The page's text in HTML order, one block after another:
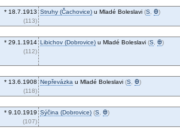
* 18.7.1913
(113)
Struhy (Čachovice) u Mladé Boleslavi (S Ꚛ)
* 29.1.1914
(112)
Libichov (Dobrovice) u Mladé Boleslavi (S Ꚛ)
* 13.6.1908
(118)
Nepřevázka u Mladé Boleslavi (S Ꚛ)
* 9.10.1919
(107)
Sýčina (Dobrovice) (S Ꚛ)